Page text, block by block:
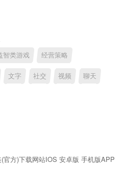
智类游戏 经营策略
文字 社交 视频 聊天
官方)下载网站IOS 安卓版 手机版APP